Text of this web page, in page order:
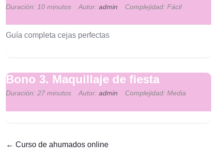
Duración: 10 minutos Autor: admin Complejidad: Fácil
Guía completa cejas perfectas
Bono 3. Maquillaje de fiesta
Duración: 27 minutos Autor: admin Complejidad: Media
Curso de ahumados online